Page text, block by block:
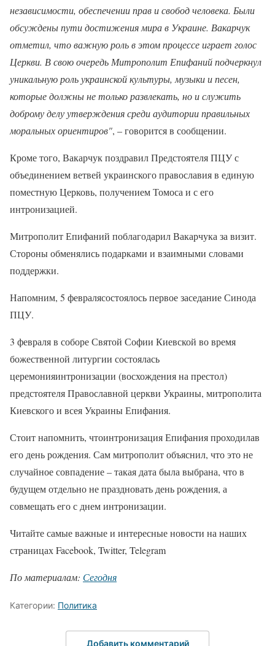
независимости, обеспечении прав и свобод человека. Были
обсуждены пути достижения мира в Украине. Вакарчук
отметил, что важную роль в этом процессе играет голос
Церкви. В свою очередь Митрополит Епифаний подчеркнул
уникальную роль украинской культуры, музыки и песен,
которые должны не только развлекать, но и служить
доброму делу утверждения среди аудитории правильных
моральных ориентиров", – говорится в сообщении.
Кроме того, Вакарчук поздравил Предстоятеля ПЦУ с
объединением ветвей украинского православия в единую
поместную Церковь, получением Томоса и с его
интронизацией.
Митрополит Епифаний поблагодарил Вакарчука за визит.
Стороны обменялись подарками и взаимными словами
поддержки.
Напомним, 5 февралясостоялось первое заседание Синода
ПЦУ.
3 февраля в соборе Святой Софии Киевской во время
божественной литургии состоялась
церемонияинтронизации (восхождения на престол)
предстоятеля Православной церкви Украины, митрополита
Киевского и всея Украины Епифания.
Стоит напомнить, чтоинтронизация Епифания проходилав
его день рождения. Сам митрополит объяснил, что это не
случайное совпадение – такая дата была выбрана, что в
будущем отдельно не праздновать день рождения, а
совмещать его с днем интронизации.
Читайте самые важные и интересные новости на наших
страницах Facebook, Twitter, Telegram
По материалам: Сегодня
Категории: Политика
Добавить комментарий